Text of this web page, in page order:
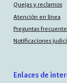
Quejas y reclamos
Atención en línea
Preguntas
Notificaciones
Enlaces de